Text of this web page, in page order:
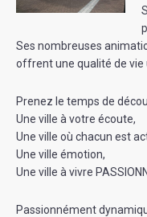
Ses nombreuses
offrent une qualité de vie
Prenez le temps de
Une ville à votre écoute,
Une ville où chacun est
Une ville émotion,
Une ville à vivre
Passionnément